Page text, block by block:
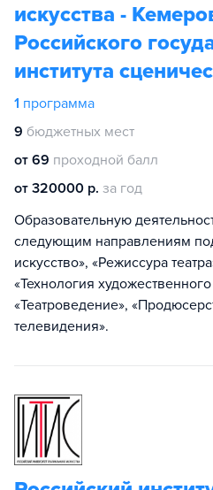
искусства -
Российского
института
1 программа
9 бюджетных мест
от 69 проходной балл
от 320000 р. за год
Образовательную
следующим направлениям
искусство», «Режиссура
«Технология
«Театроведение»,
телевидения».